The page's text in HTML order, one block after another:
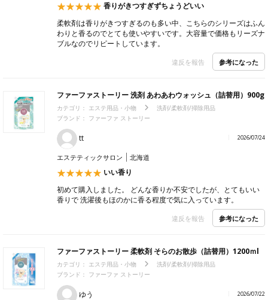
香りがきつすぎずちょうどいい
柔軟剤は香りがきつすぎるのも多い中、こちらのシリーズはふん
わりと香るのでとても使いやすいです。大容量で価格もリーズナ
ブルなのでリピートしています。
違反を報告 参考になった
ファーファストーリー 洗剤 あわあわウォッシュ（詰替用）900g
カテゴリ： エステ用品・小物
洗剤/柔軟剤/掃除用品
ブランド： ファーファ ストーリー
tt 2026/07/24
エステティックサロン 北海道
いい香り
初めて購入しました。 どんな香りか不安でしたが、とてもいい
香りで 洗濯後もほのかに香る程度で気に入っています。
違反を報告 参考になった
ファーファストーリー 柔軟剤 そらのお散歩（詰替用）1200ｍl
カテゴリ： エステ用品・小物
洗剤/柔軟剤/掃除用品
ブランド： ファーファ ストーリー
ゆう 2026/07/22